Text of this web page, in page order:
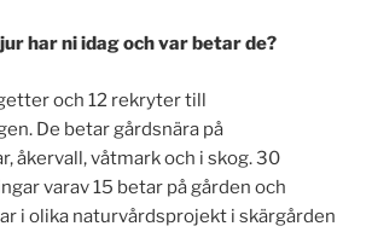
har ni idag och var betar de?
och 12 rekryter till
De betar gårdsnära på
åkervall, våtmark och i skog. 30
varav 15 betar på gården och
i olika naturvårdsprojekt i skärgården